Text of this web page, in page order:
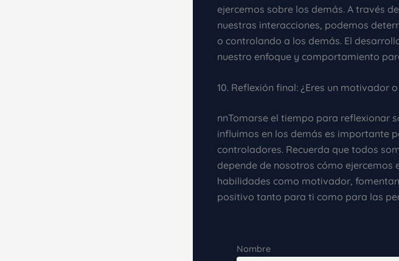
ejercemos sobre los demás. A través
nuestras interacciones, podemos
o controlando a los demás. El
nuestro enfoque y comportamiento
10. Reflexión final: ¿Eres un motivador
nnTomarse el tiempo para reflexionar
influimos en los demás es importante
controladores. Recuerda que todos
depende de nosotros cómo ejercemos
habilidades como motivador,
positivo tanto para ti como para las
Nombre